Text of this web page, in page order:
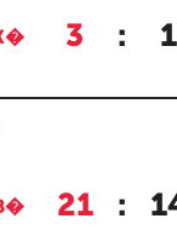
3 : 1
21 :